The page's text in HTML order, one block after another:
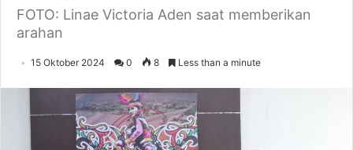
FOTO: Linae Victoria Aden saat memberikan
arahan
15 Oktober 2024 0 8 Less than a minute